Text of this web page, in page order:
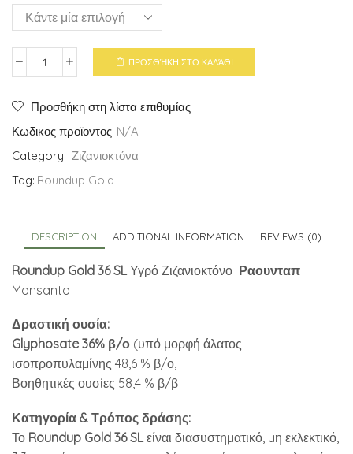
Roundup
36
Υγρό
Ζιζανιοκτόνο
Ραουνταπ
quantity
ΠΡΟΣΘΉΚΗ ΣΤΟ ΚΑΛΆΘΙ
Προσθήκη στη λίστα επιθυμίας
Κωδικος προϊοντος: N/A
Category: Ζιζανιοκτόνα
Tag: Roundup Gold
DESCRIPTION ADDITIONAL INFORMATION REVIEWS (0)
Roundup Gold 36 SL Υγρό Ζιζανιοκτόνο Ραουνταπ
Monsanto
Δραστική ουσία:
Glyphosate 36% β/ο (υπό μορφή άλατος
ισοπροπυλαμίνης 48,6 % β/ο,
Βοηθητικές ουσίες 58,4 % β/β
Κατηγορία & Τρόπος δράσης:
Το Roundup Gold 36 SL είναι διασυστηµατικό, µη εκλεκτικό,